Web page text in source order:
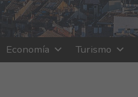
Economía Turismo